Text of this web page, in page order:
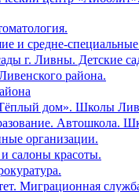
и средне-
г. Ливны. Детские
района.
дом». Школы
Автошкола.
организации.
салоны красоты.
Миграционная